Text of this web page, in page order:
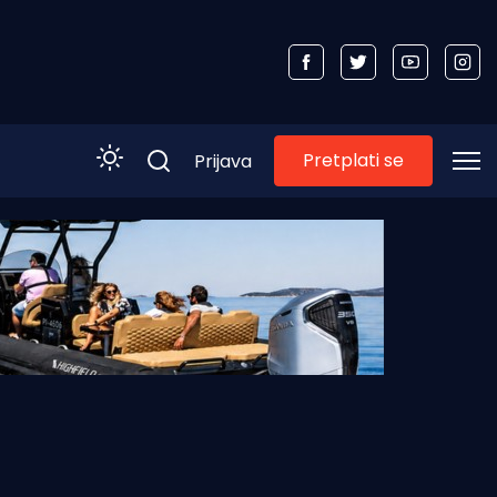
Prijava Pretplati se